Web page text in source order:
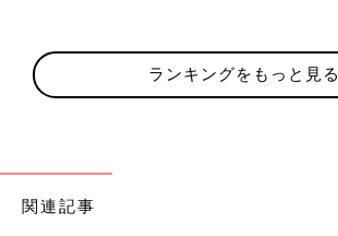
ランキングをもっと見る
関連記事